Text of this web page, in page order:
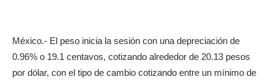
México.- El peso inicia la sesión con una depreciación de
0.96% o 19.1 centavos, cotizando alrededor de 20.13 pesos
por dólar, con el tipo de cambio cotizando entre un mínimo de